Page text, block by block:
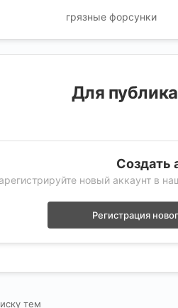
грязные форсунки
Для
Создать
новый аккаунт в
Регистрация
тем